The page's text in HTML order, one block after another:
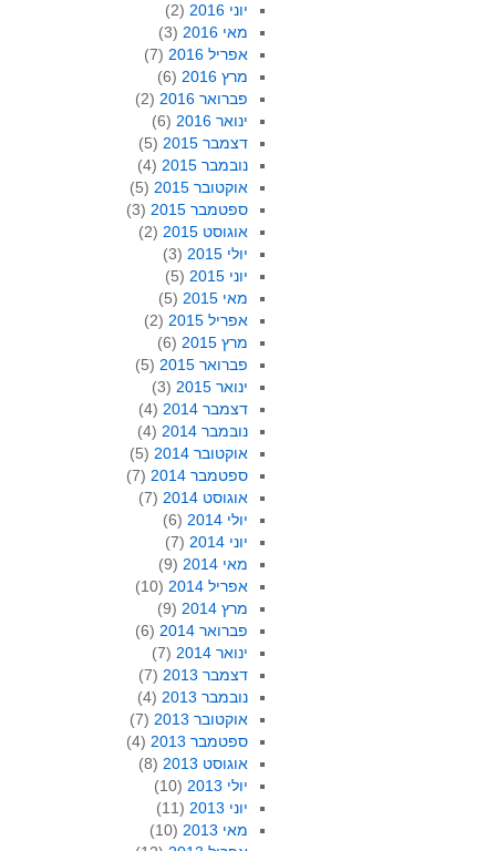
יוני 2016
(2)
מאי 2016
(3)
אפריל 2016
(7)
מרץ 2016
(6)
פברואר 2016
(2)
ינואר 2016
(6)
דצמבר 2015
(5)
נובמבר 2015
(4)
אוקטובר 2015
(5)
ספטמבר 2015
(3)
אוגוסט 2015
(2)
יולי 2015
(3)
יוני 2015
(5)
מאי 2015
(5)
אפריל 2015
(2)
מרץ 2015
(6)
פברואר 2015
(5)
ינואר 2015
(3)
דצמבר 2014
(4)
נובמבר 2014
(4)
אוקטובר 2014
(5)
ספטמבר 2014
(7)
אוגוסט 2014
(7)
יולי 2014
(6)
יוני 2014
(7)
מאי 2014
(9)
אפריל 2014
(10)
מרץ 2014
(9)
פברואר 2014
(6)
ינואר 2014
(7)
דצמבר 2013
(7)
נובמבר 2013
(4)
אוקטובר 2013
(7)
ספטמבר 2013
(4)
אוגוסט 2013
(8)
יולי 2013
(10)
יוני 2013
(11)
מאי 2013
(10)